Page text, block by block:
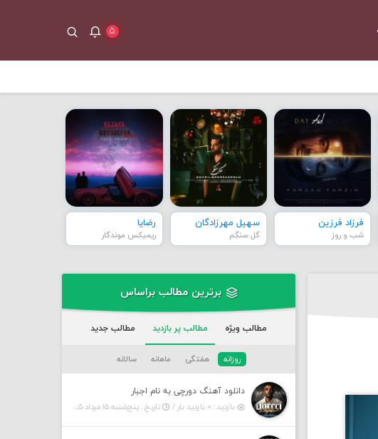
۵
فرزاد فرزین
شب و روز
سهیل مهرزادگان
گل سنگم
رضایا
ریمیکس موندگار
برترین مطالب براساس
مطالب ویژه مطالب پر بازدید مطالب جدید
روزانه هفتگی ماهانه سالانه
دانلود آهنگ دورچی به نام اجبار
بازدید : ۰ بازدید بار /
تاریخ : پنج‌شنبه ۱۵ مرداد ۱۴۰۵